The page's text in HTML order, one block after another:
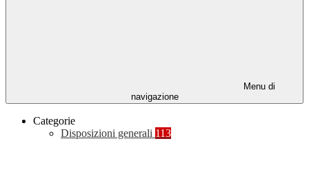
Menu di
navigazione
Categorie
Disposizioni generali 113